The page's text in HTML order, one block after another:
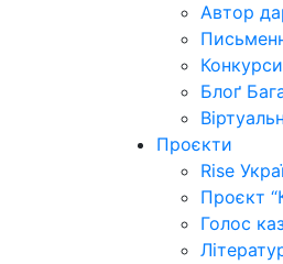
Автор
Конкурси
Блоґ
Проєкти
Rise
Проєкт
Голос